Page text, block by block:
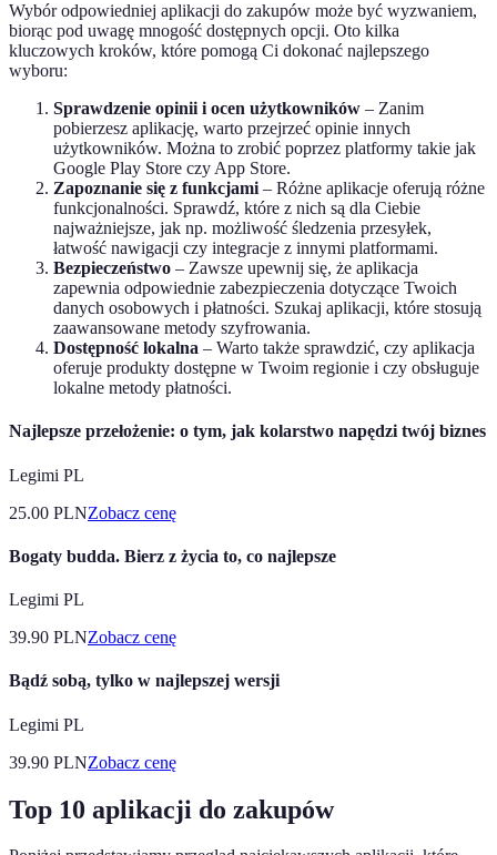
Wybór odpowiedniej aplikacji do zakupów może być wyzwaniem,
biorąc pod uwagę mnogość dostępnych opcji. Oto kilka
kluczowych kroków, które pomogą Ci dokonać najlepszego
wyboru:
Sprawdzenie opinii i ocen użytkowników – Zanim
pobierzesz aplikację, warto przejrzeć opinie innych
użytkowników. Można to zrobić poprzez platformy takie jak
Google Play Store czy App Store.
Zapoznanie się z funkcjami – Różne aplikacje oferują różne
funkcjonalności. Sprawdź, które z nich są dla Ciebie
najważniejsze, jak np. możliwość śledzenia przesyłek,
łatwość nawigacji czy integracje z innymi platformami.
Bezpieczeństwo – Zawsze upewnij się, że aplikacja
zapewnia odpowiednie zabezpieczenia dotyczące Twoich
danych osobowych i płatności. Szukaj aplikacji, które stosują
zaawansowane metody szyfrowania.
Dostępność lokalna – Warto także sprawdzić, czy aplikacja
oferuje produkty dostępne w Twoim regionie i czy obsługuje
lokalne metody płatności.
Najlepsze przełożenie: o tym, jak kolarstwo napędzi twój biznes
Legimi PL
25.00 PLNZobacz cenę
Bogaty budda. Bierz z życia to, co najlepsze
Legimi PL
39.90 PLNZobacz cenę
Bądź sobą, tylko w najlepszej wersji
Legimi PL
39.90 PLNZobacz cenę
Top 10 aplikacji do zakupów